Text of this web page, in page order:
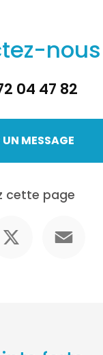
nous
04 47 82
MESSAGE
cette page